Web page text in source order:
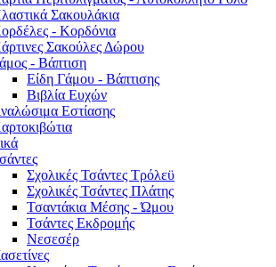
Σακουλάκια
- Κορδόνια
Σακούλες Δώρου
- Βάπτιση
Είδη Γάμου - Βάπτισης
Βιβλία Ευχών
Εστίασης
Σχολικές Τσάντες Τρόλεϋ
Σχολικές Τσάντες Πλάτης
Τσαντάκια Μέσης - Ώμου
Τσάντες Εκδρομής
Νεσεσέρ